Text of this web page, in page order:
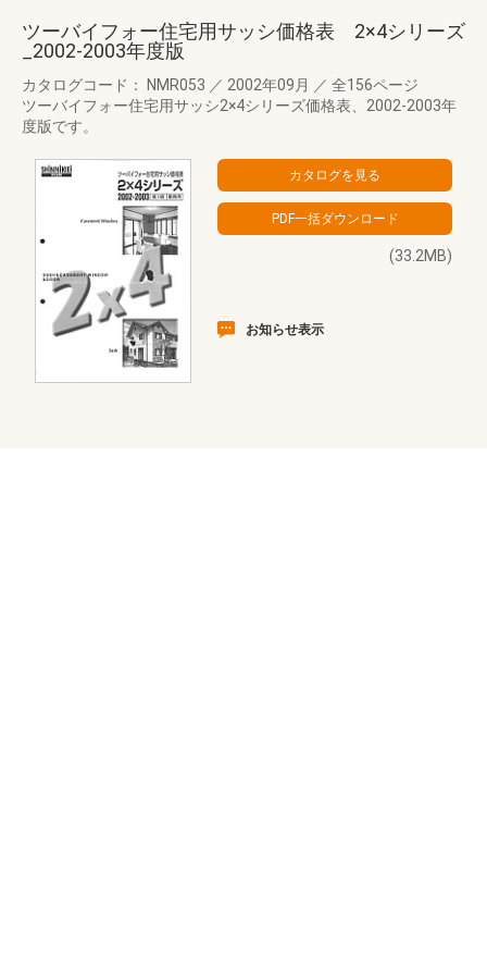
ツーバイフォー住宅用サッシ価格表 2×4シリーズ
_2002-2003年度版
カタログコード： NMR053 ／ 2002年09月 ／ 全156ページ
ツーバイフォー住宅用サッシ2×4シリーズ価格表、2002-2003年
度版です。
(33.2MB)
お知らせ表示